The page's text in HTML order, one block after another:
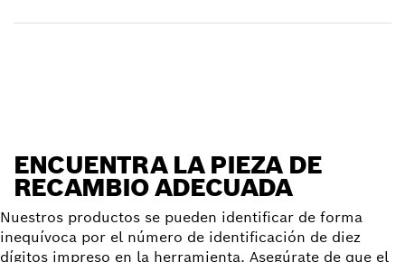
ENCUENTRA LA PIEZA DE
RECAMBIO ADECUADA
Nuestros productos se pueden identificar de forma
inequívoca por el número de identificación de diez
dígitos impreso en la herramienta. Asegúrate de que el